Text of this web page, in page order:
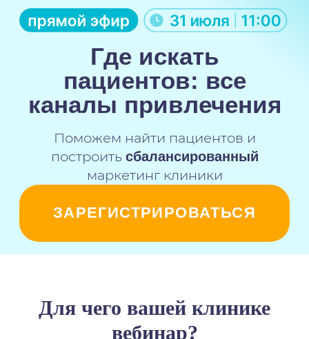
построить сбалансированный
маркетинг клиники
ЗАРЕГИСТРИРОВАТЬСЯ
Для чего вашей клинике
вебинар?